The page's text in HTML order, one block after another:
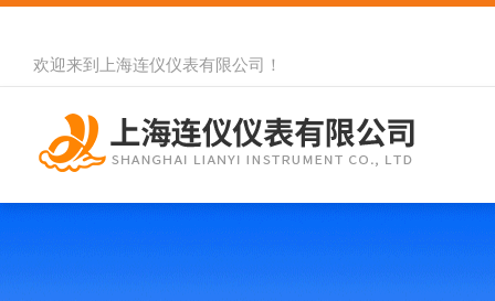
欢迎来到 上海连仪仪表有限公司 ！